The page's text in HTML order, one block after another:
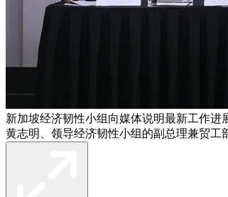
新加坡经济韧性小组向媒体说明最新工作
黄志明、领导经济韧性小组的副总理兼贸工